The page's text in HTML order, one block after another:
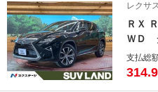
レクサ
ＲＸ
ＷＤ
ティ
ダー
支払総
314.9